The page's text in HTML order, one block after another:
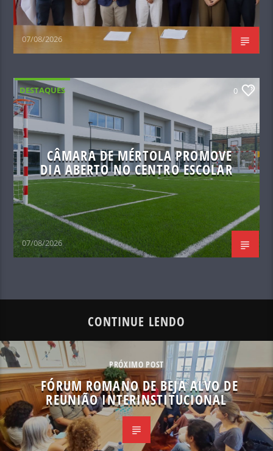
07/08/2026
DESTAQUES 0
CÂMARA DE MÉRTOLA PROMOVE
DIA ABERTO NO CENTRO ESCOLAR
07/08/2026
CONTINUE LENDO
PRÓXIMO POST
FÓRUM ROMANO DE BEJA ALVO DE
REUNIÃO INTERINSTITUCIONAL